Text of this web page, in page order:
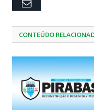
Email
CONTEÚDO